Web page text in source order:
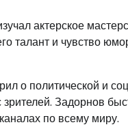
актерское
талант и чувство
о политической и
Задорнов
по всему миру.